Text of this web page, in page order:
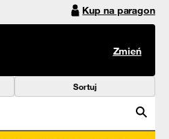
Kup na paragon
Zmień
Sortuj